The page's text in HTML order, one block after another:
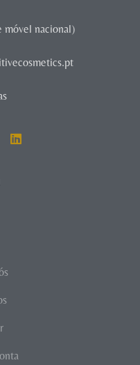
móvel nacional)